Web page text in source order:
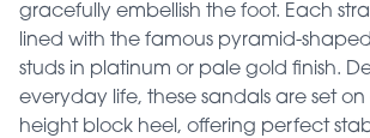
gracefully embellish the foot. Each
lined with the famous pyramid-
studs in platinum or pale gold finish.
everyday life, these sandals are set
height block heel, offering perfect